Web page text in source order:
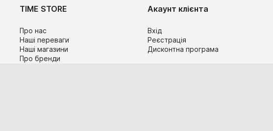
TIME STORE
Про нас
Наші переваги
Наші магазини
Про бренди
Акаунт клієнта
Вхід
Реєстрація
Дисконтна програма